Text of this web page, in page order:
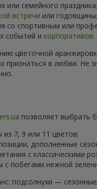
или семейного праздника;
встречи или годовщины;
со спортивным или
событий и корпоративов.
цветочной
признаться в любви. Не
позволяет выбрать
7, 9 или 11 цветов;
дополненные
с классическими
с побегами нежной
подсолнухи —